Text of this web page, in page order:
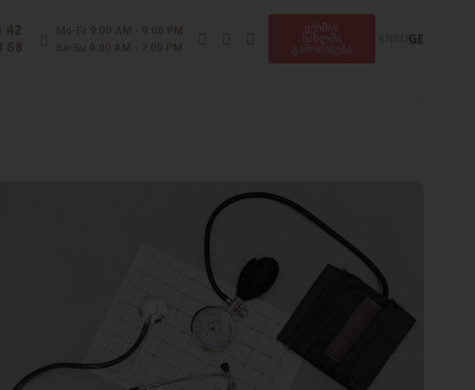
Telegramექიმის
სახლში
გამოძახება
GE